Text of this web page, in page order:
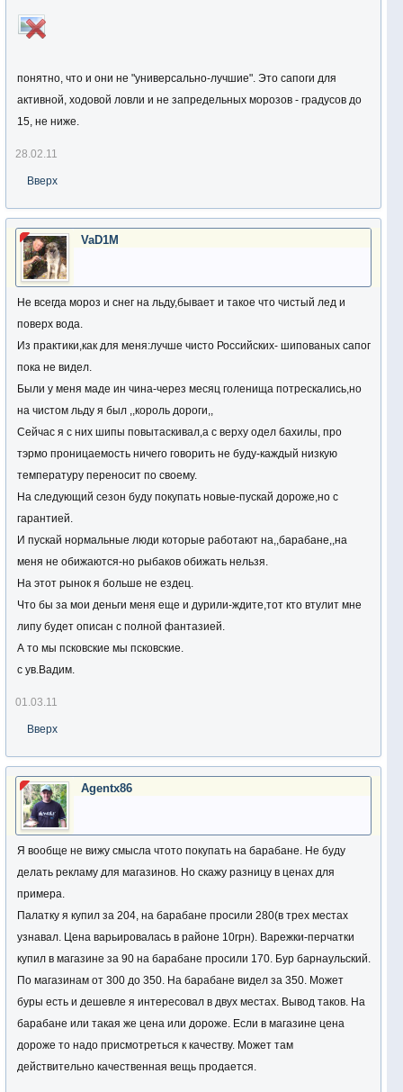
понятно, что и они не "универсально-лучшие". Это сапоги для
активной, ходовой ловли и не запредельных морозов - градусов до
15, не ниже.
28.02.11
Вверх
VaD1M
Не всегда мороз и снег на льду,бывает и такое что чистый лед и
поверх вода.
Из практики,как для меня:лучше чисто Российских- шипованых сапог
пока не видел.
Были у меня маде ин чина-через месяц голенища потрескались,но
на чистом льду я был ,,король дороги,,
Сейчас я с них шипы повытаскивал,а с верху одел бахилы, про
тэрмо проницаемость ничего говорить не буду-каждый низкую
температуру переносит по своему.
На следующий сезон буду покупать новые-пускай дороже,но с
гарантией.
И пускай нормальные люди которые работают на,,барабане,,на
меня не обижаются-но рыбаков обижать нельзя.
На этот рынок я больше не ездец.
Что бы за мои деньги меня еще и дурили-ждите,тот кто втулит мне
липу будет описан с полной фантазией.
А то мы псковские мы псковские.
с ув.Вадим.
01.03.11
Вверх
Agentx86
Я вообще не вижу смысла чтото покупать на барабане. Не буду
делать рекламу для магазинов. Но скажу разницу в ценах для
примера.
Палатку я купил за 204, на барабане просили 280(в трех местах
узнавал. Цена варьировалась в районе 10грн). Варежки-перчатки
купил в магазине за 90 на барабане просили 170. Бур барнаульский.
По магазинам от 300 до 350. На барабане видел за 350. Может
буры есть и дешевле я интересовал в двух местах. Вывод таков. На
барабане или такая же цена или дороже. Если в магазине цена
дороже то надо присмотреться к качеству. Может там
действительно качественная вещь продается.